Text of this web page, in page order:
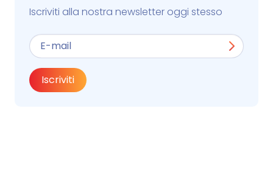
Iscriviti alla nostra newsletter oggi stesso
Iscriviti